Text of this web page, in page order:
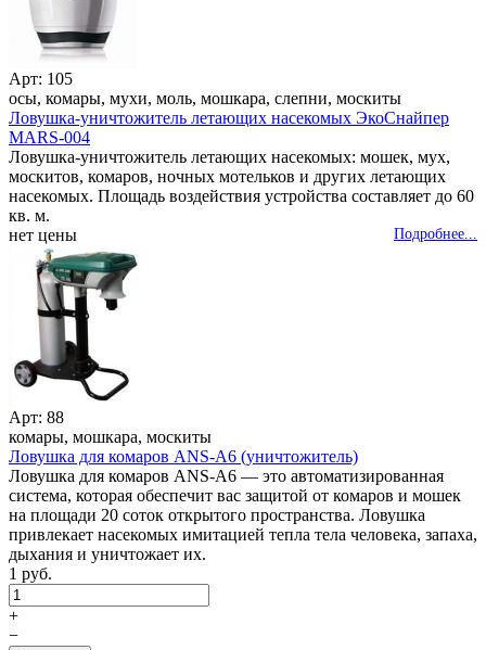
Арт: 105
осы, комары, мухи, моль, мошкара, слепни, москиты
Ловушка-уничтожитель летающих насекомых ЭкоСнайпер
MARS-004
Ловушка-уничтожитель летающих насекомых: мошек, мух,
москитов, комаров, ночных мотельков и других летающих
насекомых. Площадь воздействия устройства составляет до 60
кв. м.
нет цены
Подробнее...
Арт: 88
комары, мошкара, москиты
Ловушка для комаров ANS-A6 (уничтожитель)
Ловушка для комаров ANS-A6 — это автоматизированная
система, которая обеспечит вас защитой от комаров и мошек
на площади 20 соток открытого пространства. Ловушка
привлекает насекомых имитацией тепла тела человека, запаха,
дыхания и уничтожает их.
1 руб.
+
−